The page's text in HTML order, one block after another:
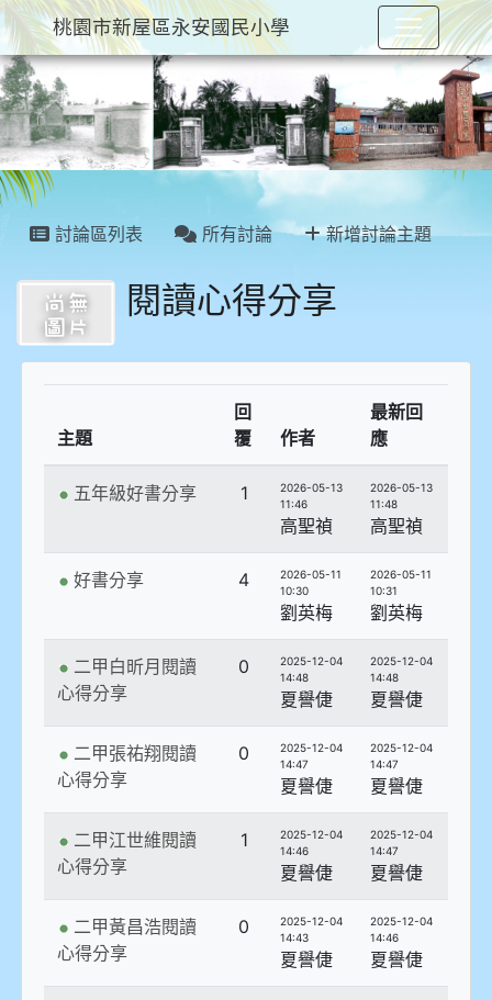
:::
討論區列表 所有討論 新增討論主題
閱讀心得分享
主題
回
覆
作者
最新回
應
五年級好書分享 1
2026-05-13
11:46
高聖禎
2026-05-13
11:48
高聖禎
好書分享 4
2026-05-11
10:30
劉英梅
2026-05-11
10:31
劉英梅
二甲白昕月閱讀
心得分享
0
2025-12-04
14:48
夏譽倢
2025-12-04
14:48
夏譽倢
二甲張祐翔閱讀
心得分享
0
2025-12-04
14:47
夏譽倢
2025-12-04
14:47
夏譽倢
二甲江世維閱讀
心得分享
1
2025-12-04
14:46
夏譽倢
2025-12-04
14:47
夏譽倢
二甲黃昌浩閱讀
心得分享
0
2025-12-04
14:43
夏譽倢
2025-12-04
14:46
夏譽倢
桃園市新屋區永安國民小學